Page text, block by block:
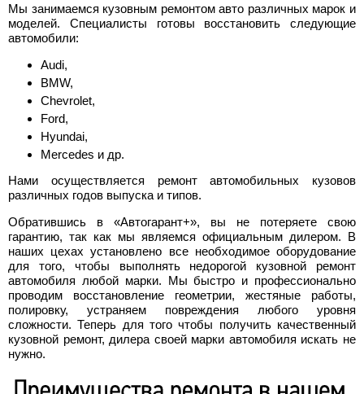
Мы занимаемся кузовным ремонтом авто различных марок и
моделей. Специалисты готовы восстановить следующие
автомобили:
Audi,
BMW,
Chevrolet,
Ford,
Hyundai,
Mercedes и др.
Нами осуществляется ремонт автомобильных кузовов
различных годов выпуска и типов.
Обратившись в «Автогарант+», вы не потеряете свою
гарантию, так как мы являемся официальным дилером. В
наших цехах установлено все необходимое оборудование
для того, чтобы выполнять недорогой кузовной ремонт
автомобиля любой марки. Мы быстро и профессионально
проводим восстановление геометрии, жестяные работы,
полировку, устраняем повреждения любого уровня
сложности. Теперь для того чтобы получить качественный
кузовной ремонт, дилера своей марки автомобиля искать не
нужно.